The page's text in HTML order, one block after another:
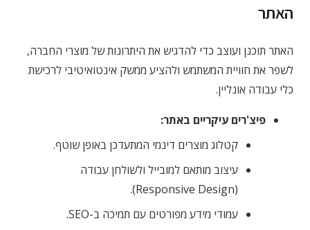
האתר
האתר תוכנן ועוצב כדי להדגיש את היתרונות של מוצרי החברה,
לשפר את חוויית המשתמש ולהציע ממשק אינטואיטיבי לרכישת
כלי עבודה אונליין.
פיצ'רים עיקריים באתר:
קטלוג מוצרים דינמי המתעדכן באופן שוטף.
עיצוב מותאם למובייל ולשולחן עבודה
(Responsive Design).
עמודי מידע מפורטים עם תמיכה ב-SEO.